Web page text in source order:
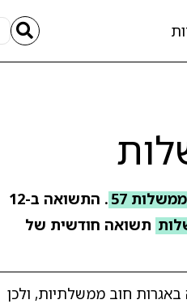
57
. התשואה ב-12
תשואה חודשית של
חוב ממשלתיות, ולכן